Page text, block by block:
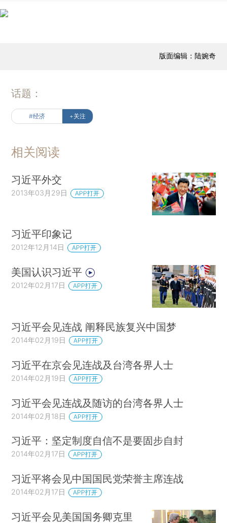
版面编辑：陆婉奇
话题：
#经济 +关注
相关阅读
习近平外交
2013年03月29日 APP打开
习近平印象记
2012年12月14日 APP打开
美国认识习近平
2012年02月17日 APP打开
习近平会见连战 阐释民族复兴中国梦
2014年02月19日 APP打开
习近平在京会见连战及台湾各界人士
2014年02月19日 APP打开
习近平会见连战及随访的台湾各界人士
2014年02月18日 APP打开
习近平：坚定制度自信不是要固步自封
2014年02月17日 APP打开
习近平将会见中国国民党荣誉主席连战
2014年02月17日 APP打开
习近平会见美国国务卿克里